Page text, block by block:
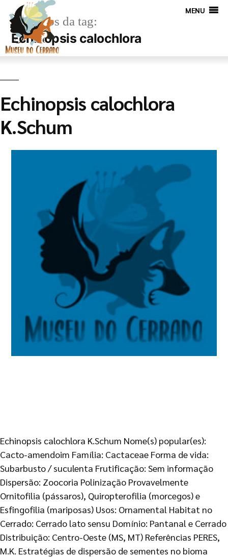
MENU
Arquivos da tag:
Echinopsis calochlora
Echinopsis calochlora
K.Schum
Echinopsis calochlora K.Schum Nome(s) popular(es):
Cacto-amendoim Família: Cactaceae Forma de vida:
Subarbusto / suculenta Frutificação: Sem informação
Dispersão: Zoocoria Polinização Provavelmente
Ornitofilia (pássaros), Quiropterofilia (morcegos) e
Esfingofilia (mariposas) Usos: Ornamental Habitat no
Cerrado: Cerrado lato sensu Domínio: Pantanal e Cerrado
Distribuição: Centro-Oeste (MS, MT) Referências PERES,
M.K. Estratégias de dispersão de sementes no bioma